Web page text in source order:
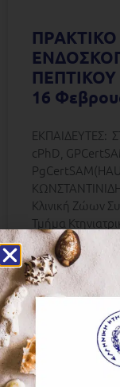
16
ΕΚΠΑΙΔΕΥΤΕΣ:
cPhD,
Κλινική Ζώων
Τμήμα
ΠΡΟΓΡΑΜΜΑ
Προσέλευση –
ΒΑΣΙΚΕΣ
ΟΡΘΟΥ
ΠΕΡΙΣΣΟΤΕΡΑ »
10 Δεκεμβρίου 2024